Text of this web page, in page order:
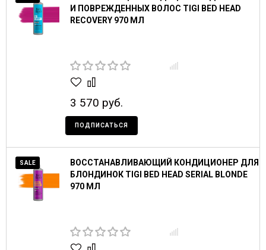
И ПОВРЕЖДЕННЫХ ВОЛОС TIGI BED HEAD
RECOVERY 970 МЛ
3 570 руб.
ПОДПИСАТЬСЯ
SALE
ВОССТАНАВЛИВАЮЩИЙ КОНДИЦИОНЕР ДЛЯ
БЛОНДИНОК TIGI BED HEAD SERIAL BLONDE
970 МЛ